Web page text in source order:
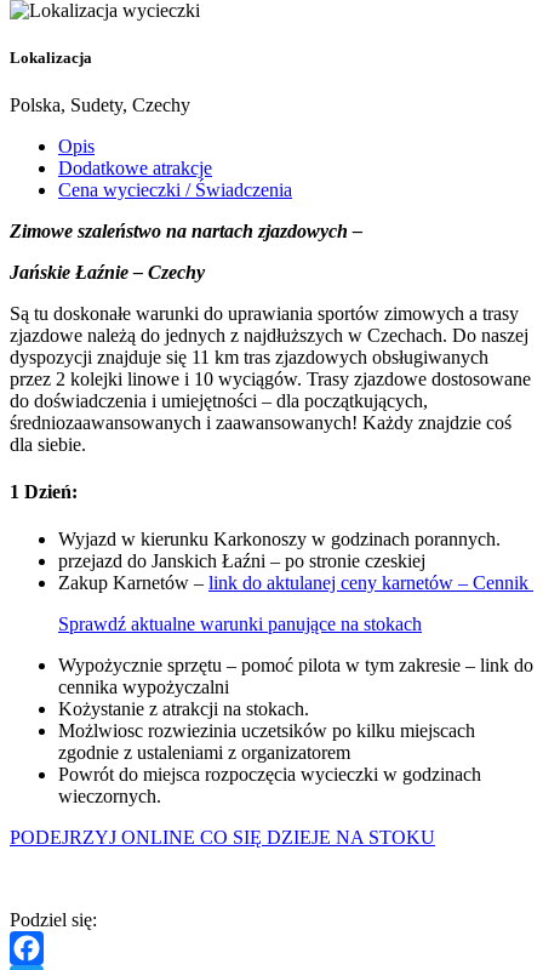
Lokalizacja
Polska, Sudety, Czechy
Opis
Dodatkowe atrakcje
Cena wycieczki / Świadczenia
Zimowe szaleństwo na nartach zjazdowych –
Jańskie Łaźnie – Czechy
Są tu doskonałe warunki do uprawiania sportów zimowych a trasy
zjazdowe należą do jednych z najdłuższych w Czechach. Do naszej
dyspozycji znajduje się 11 km tras zjazdowych obsługiwanych
przez 2 kolejki linowe i 10 wyciągów. Trasy zjazdowe dostosowane
do doświadczenia i umiejętności – dla początkujących,
średniozaawansowanych i zaawansowanych! Każdy znajdzie coś
dla siebie.
1 Dzień:
Wyjazd w kierunku Karkonoszy w godzinach porannych.
przejazd do Janskich Łaźni – po stronie czeskiej
Zakup Karnetów – link do aktulanej ceny karnetów – Cennik
Sprawdź aktualne warunki panujące na stokach
Wypożycznie sprzętu – pomoć pilota w tym zakresie – link do
cennika wypożyczalni
Kożystanie z atrakcji na stokach.
Możlwiosc rozwiezinia uczetsików po kilku miejscach
zgodnie z ustaleniami z organizatorem
Powrót do miejsca rozpoczęcia wycieczki w godzinach
wieczornych.
PODEJRZYJ ONLINE CO SIĘ DZIEJE NA STOKU
Podziel się: